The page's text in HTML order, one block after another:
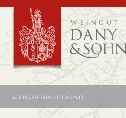
koln spielhalle casino